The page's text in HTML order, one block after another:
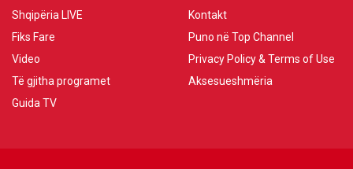
Shqipëria LIVE
Fiks Fare
Video
Të gjitha programet
Guida TV
Kontakt
Puno në Top Channel
Privacy Policy & Terms of Use
Aksesueshmëria